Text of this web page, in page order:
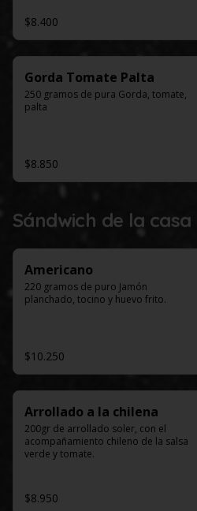
$8.400
Gorda Tomate Palta
250 gramos de pura Gorda, tomate,
palta
$8.850
Sándwich de la casa
Americano
220 gramos de puro Jamón
planchado, tocino y huevo frito.
$10.250
Arrollado a la chilena
200gr de arrollado soler, con el
acompañamiento chileno de la salsa
verde y tomate.
$8.950